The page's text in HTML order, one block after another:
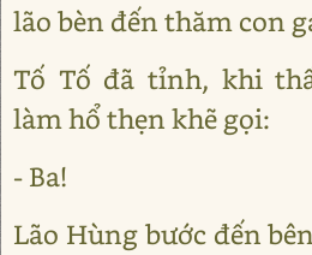
lão bèn đến thăm con
Tố Tố đã tỉnh, khi
làm hổ thẹn khẽ gọi:
- Ba!
Lão Hùng bước đến